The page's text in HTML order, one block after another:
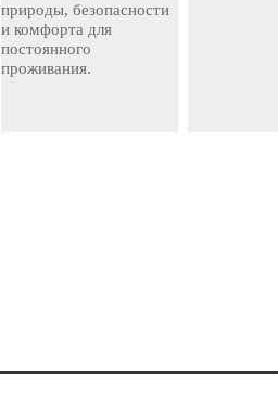
природы, безопасности
и комфорта для
постоянного
проживания.